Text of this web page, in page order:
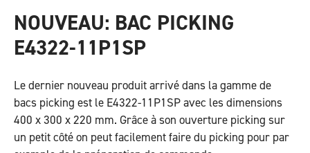
NOUVEAU: BAC PICKING
E4322-11P1SP
Le dernier nouveau produit arrivé dans la gamme de
bacs picking est le E4322-11P1SP avec les dimensions
400 x 300 x 220 mm. Grâce à son ouverture picking sur
un petit côté on peut facilement faire du picking pour par